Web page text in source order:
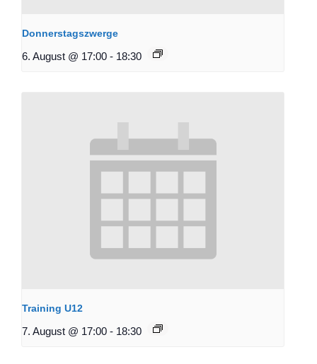
Donnerstagszwerge
6. August @ 17:00 - 18:30
Training U12
7. August @ 17:00 - 18:30